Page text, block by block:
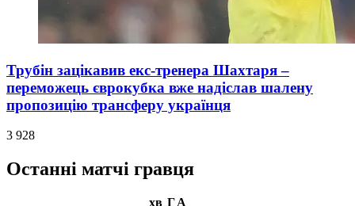
Трубін зацікавив екс-тренера Шахтаря –
переможець єврокубка вже надіслав шалену
пропозицію трансферу українця
3 928
Останні матчі гравця
хв ГА